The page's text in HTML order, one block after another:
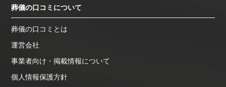
葬儀の口コミについて
葬儀の口コミとは
運営会社
事業者向け・掲載情報について
個人情報保護方針